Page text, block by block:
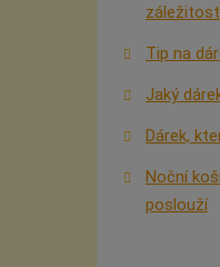
Tip na
Jaký
Dárek,
Noční
poslouží